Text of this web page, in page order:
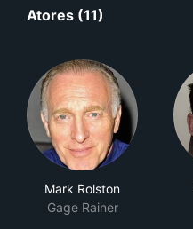
Atores (11)
Mark Rolston
Gage Rainer